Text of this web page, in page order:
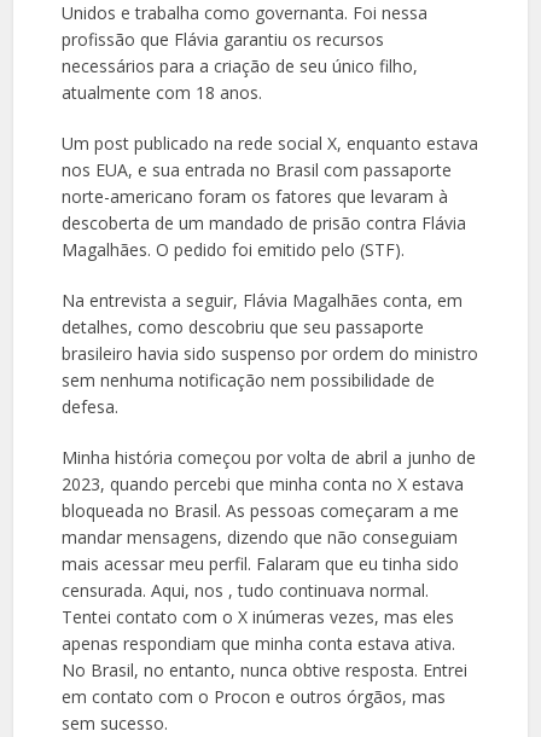
Unidos e trabalha como governanta. Foi nessa
profissão que Flávia garantiu os recursos
necessários para a criação de seu único filho,
atualmente com 18 anos.
Um post publicado na rede social X, enquanto estava
nos EUA, e sua entrada no Brasil com passaporte
norte-americano foram os fatores que levaram à
descoberta de um mandado de prisão contra Flávia
Magalhães. O pedido foi emitido pelo (STF).
Na entrevista a seguir, Flávia Magalhães conta, em
detalhes, como descobriu que seu passaporte
brasileiro havia sido suspenso por ordem do ministro
sem nenhuma notificação nem possibilidade de
defesa.
Minha história começou por volta de abril a junho de
2023, quando percebi que minha conta no X estava
bloqueada no Brasil. As pessoas começaram a me
mandar mensagens, dizendo que não conseguiam
mais acessar meu perfil. Falaram que eu tinha sido
censurada. Aqui, nos , tudo continuava normal.
Tentei contato com o X inúmeras vezes, mas eles
apenas respondiam que minha conta estava ativa.
No Brasil, no entanto, nunca obtive resposta. Entrei
em contato com o Procon e outros órgãos, mas
sem sucesso.